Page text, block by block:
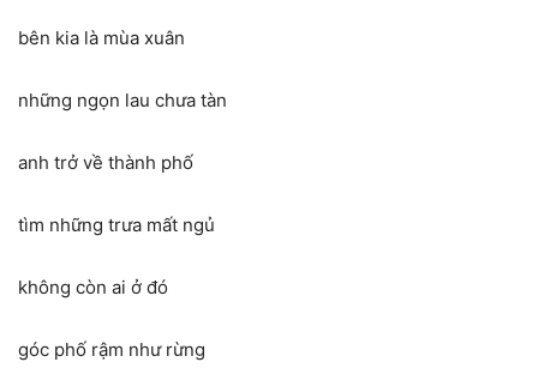
bên kia là mùa xuân
những ngọn lau chưa tàn
anh trở về thành phố
tìm những trưa mất ngủ
không còn ai ở đó
góc phố rậm như rừng